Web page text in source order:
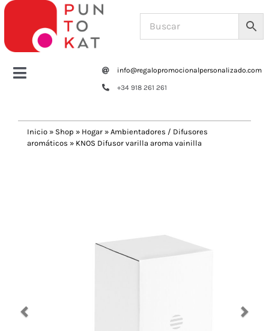
Saltar
contenido
Toggle
Tazas y botellas
Navidad 🎄 Invierno
info@regalopromocionalpersonalizado.com
+34 918 261 261
Inicio » Shop » Hogar » Ambientadores / Difusores
aromáticos » KNOS Difusor varilla aroma vainilla